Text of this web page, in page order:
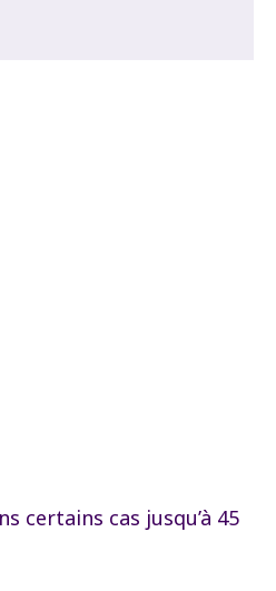
certains cas jusqu’à 45